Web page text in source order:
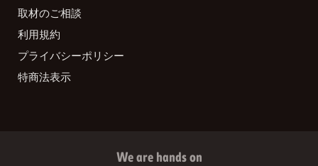
取材のご相談
利用規約
プライバシーポリシー
特商法表示
We are hands on